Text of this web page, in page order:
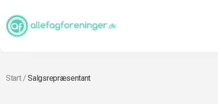
Start/Salgsrepræsentant